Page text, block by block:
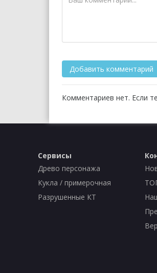
Комментариев нет. Если
Сервисы
Древо персонажа
Кукла / примерочная
Разрушенные КТ